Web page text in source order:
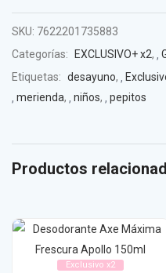
SKU: 7622201735883
Categorías:
EXCLUSIVO+ x2,
Etiquetas: desayuno,
merienda, niños, pepitos
Productos
Exclusivo x2